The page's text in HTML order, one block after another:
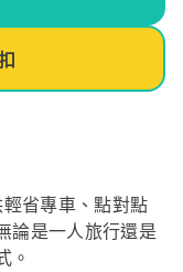
省專車、點對點
論是一人旅行還是
。